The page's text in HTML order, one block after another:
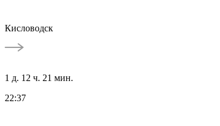
Кисловодск
1 д. 12 ч. 21 мин.
22:37